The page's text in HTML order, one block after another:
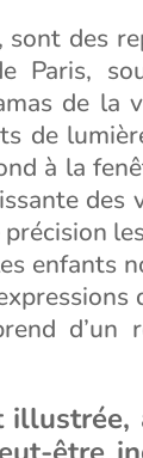
sont des
Paris,
de la
de
à la
des
enfants
d’un